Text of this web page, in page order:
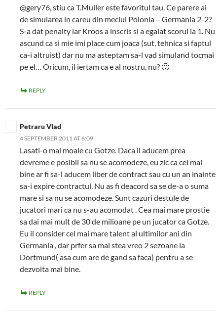
@gery76, stiu ca T.Muller este favoritul tau. Ce parere ai
de simularea in careu din meciul Polonia – Germania 2-2?
S-a dat penalty iar Kroos a inscris si a egalat scorul la 1. Nu
ascund ca si mie imi place cum joaca (sut, tehnica si faptul
ca-i altruist) dar nu ma asteptam sa-l vad simuland tocmai
pe el… Oricum, il iertam ca e al nostru, nu? 🙂
REPLY
Petraru Vlad
4 SEPTEMBER 2011 AT 6:09
Lasati-o mai moale cu Gotze. Daca il aducem prea
devreme e posibil sa nu se acomodeze, eu zic ca cel mai
bine ar fi sa-l aducem liber de contract sau cu un an inainte
sa-i expire contractul. Nu as fi deacord sa se de-a o suma
mare si sa nu se acomodeze. Sunt cazuri destule de
jucatori mari ca nu s-au acomodat . Cea mai mare prostie
sa dai mai mult de 30 de milioane pe un jucator ca Gotze.
Eu il consider cel mai mare talent al ultimilor ani din
Germania , dar prfer sa mai stea vreo 2 sezoane la
Dortmund( asa cum are de gand sa faca) pentru a se
dezvolta mai bine.
REPLY